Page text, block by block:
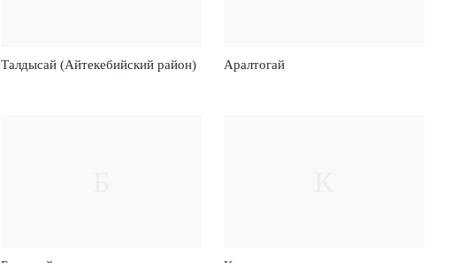
Талдысай (Айтекебийский район) Аралтогай